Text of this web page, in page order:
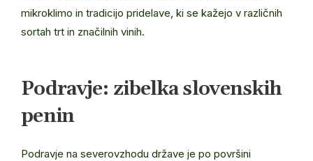
mikroklimo in tradicijo pridelave, ki se kažejo v različnih
sortah trt in značilnih vinih.
Podravje: zibelka slovenskih
penin
Podravje na severovzhodu države je po površini